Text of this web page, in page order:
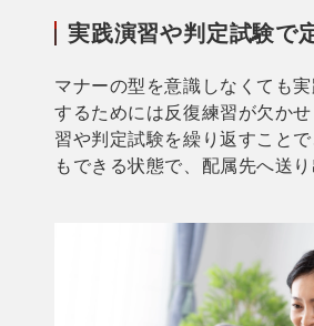
実践演習や判定試験で
マナーの型を意識しなくても
するためには反復練習が欠か
習や判定試験を繰り返すこと
もできる状態で、配属先へ送り